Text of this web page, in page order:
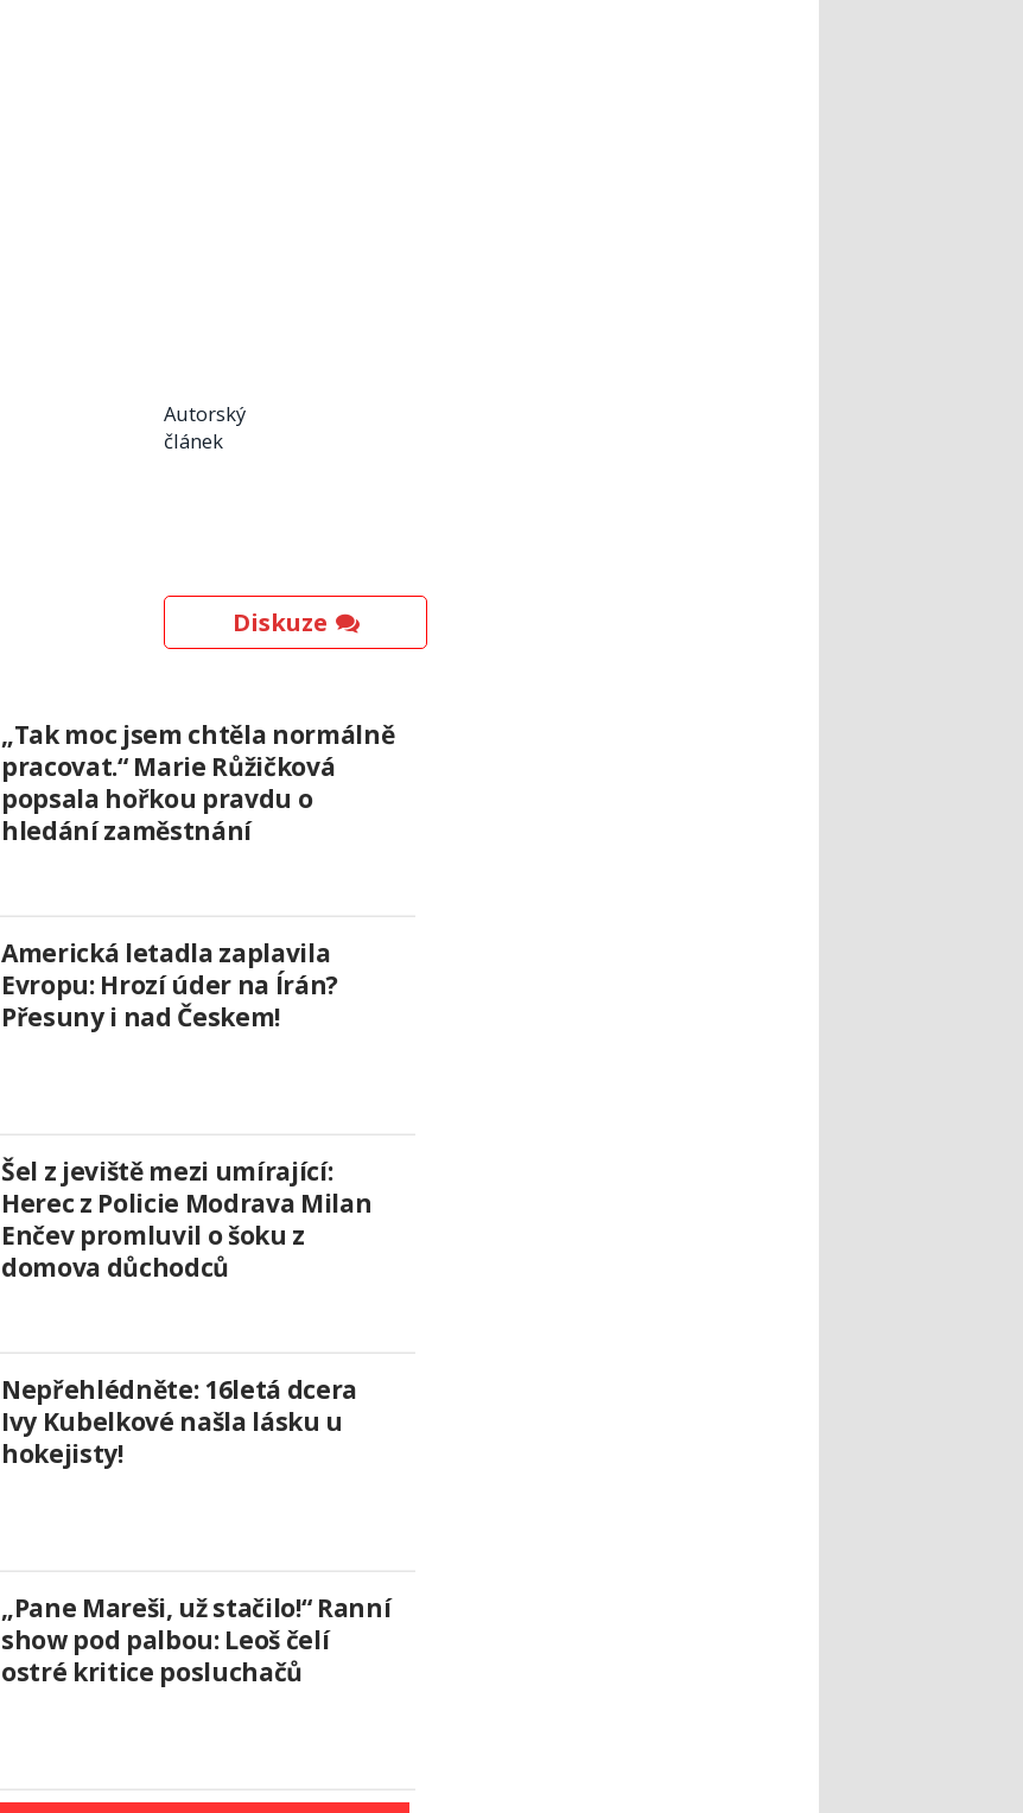
Autorský
článek
Diskuze
„Tak moc jsem chtěla normálně
pracovat.“ Marie Růžičková
popsala hořkou pravdu o
hledání zaměstnání
Americká letadla zaplavila
Evropu: Hrozí úder na Írán?
Přesuny i nad Českem!
Šel z jeviště mezi umírající:
Herec z Policie Modrava Milan
Enčev promluvil o šoku z
domova důchodců
Nepřehlédněte: 16letá dcera
Ivy Kubelkové našla lásku u
hokejisty!
„Pane Mareši, už stačilo!“ Ranní
show pod palbou: Leoš čelí
ostré kritice posluchačů